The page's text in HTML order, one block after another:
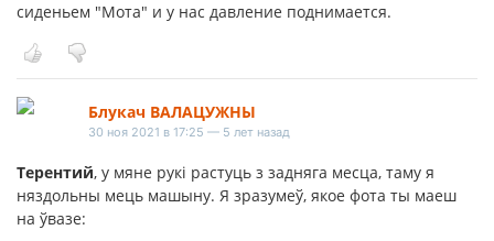
сиденьем "Мота" и у нас давление поднимается.
Блукач ВАЛАЦУЖНЫ
30 ноя 2021 в 17:25 — 5 лет назад
Терентий, у мяне рукі растуць з задняга месца, таму я
няздольны мець машыну. Я зразумеў, якое фота ты маеш
на ўвазе: